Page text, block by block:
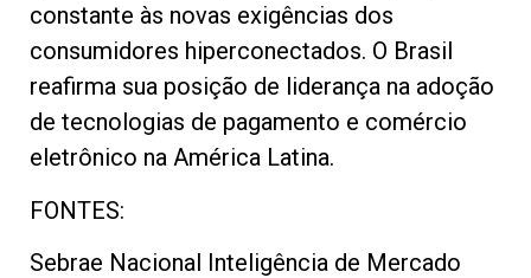
constante às novas exigências dos
consumidores hiperconectados. O Brasil
reafirma sua posição de liderança na adoção
de tecnologias de pagamento e comércio
eletrônico na América Latina.
FONTES:
Sebrae Nacional Inteligência de Mercado